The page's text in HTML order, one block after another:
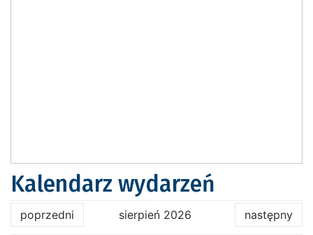
Kalendarz wydarzeń
poprzedni sierpień 2026 następny